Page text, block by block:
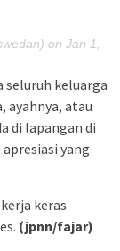
on Jan 1,
seluruh keluarga
ayahnya, atau
di lapangan di
yang
keras
(jpnn/fajar)